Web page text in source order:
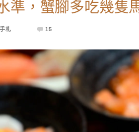
準，蟹腳多吃幾隻
札 15